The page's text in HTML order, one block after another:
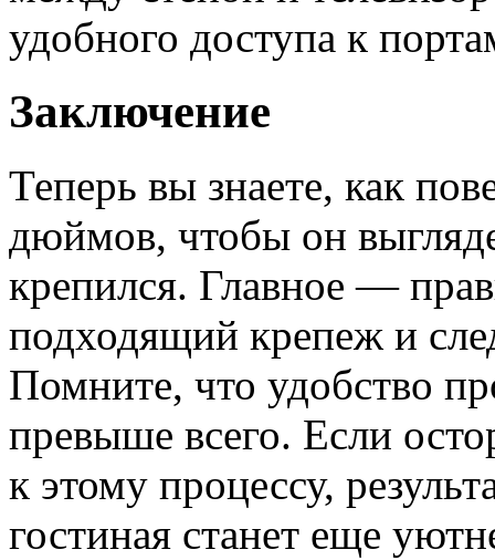
удобного доступа к
Заключение
Теперь вы знаете, как
дюймов, чтобы он
крепился. Главное —
подходящий крепеж и
Помните, что удобство
превыше всего. Если
к этому процессу,
гостиная станет еще